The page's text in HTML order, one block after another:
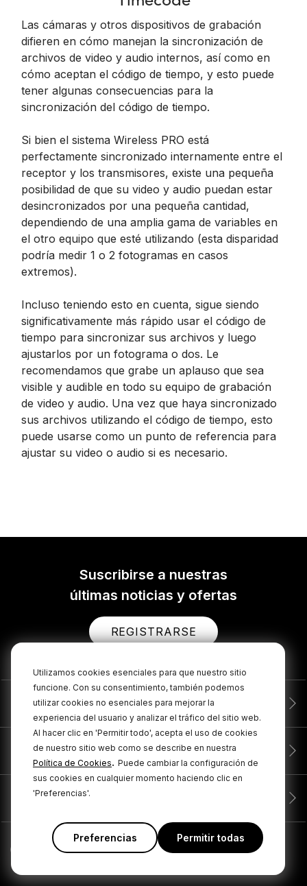
Utilizamos cookies esenciales para que nuestro sitio
funcione. Con su consentimiento, también podemos
utilizar cookies no esenciales para mejorar la
experiencia del usuario y analizar el tráfico del sitio web.
Al hacer clic en 'Permitir todo', acepta el uso de cookies
de nuestro sitio web como se describe en nuestra
Política de Cookies. Puede cambiar la configuración de
sus cookies en cualquier momento haciendo clic en
'Preferencias'.
Preferencias Permitir todas
Las cámaras y otros dispositivos de grabación
difieren en cómo manejan la sincronización de
archivos de video y audio internos, así como en
cómo aceptan el código de tiempo, y esto puede
tener algunas consecuencias para la
sincronización del código de tiempo.
Si bien el sistema Wireless PRO está
perfectamente sincronizado internamente entre el
receptor y los transmisores, existe una pequeña
posibilidad de que su video y audio puedan estar
desincronizados por una pequeña cantidad,
dependiendo de una amplia gama de variables en
el otro equipo que esté utilizando (esta disparidad
podría medir 1 o 2 fotogramas en casos
extremos).
Incluso teniendo esto en cuenta, sigue siendo
significativamente más rápido usar el código de
tiempo para sincronizar sus archivos y luego
ajustarlos por un fotograma o dos. Le
recomendamos que grabe un aplauso que sea
visible y audible en todo su equipo de grabación
de video y audio. Una vez que haya sincronizado
sus archivos utilizando el código de tiempo, esto
puede usarse como un punto de referencia para
ajustar su video o audio si es necesario.
Suscribirse a nuestras
últimas noticias y ofertas
REGISTRARSE
Productos
Servicio
Compañía